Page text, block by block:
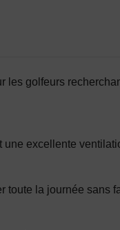
les golfeurs
une excellente
toute la journée sans